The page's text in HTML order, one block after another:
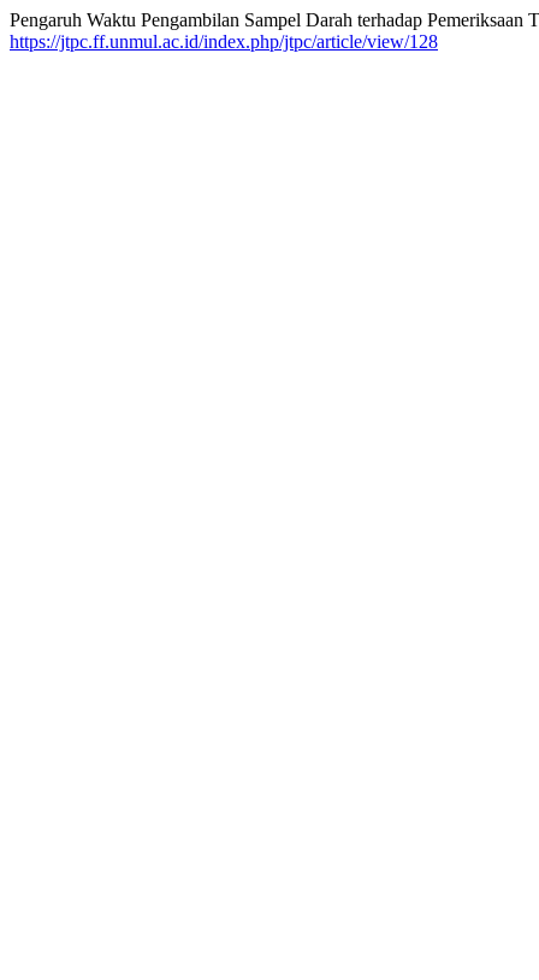
Pengaruh Waktu Pengambilan Sampel Darah terhadap Pemeriksaan
https://jtpc.ff.unmul.ac.id/index.php/jtpc/article/view/128